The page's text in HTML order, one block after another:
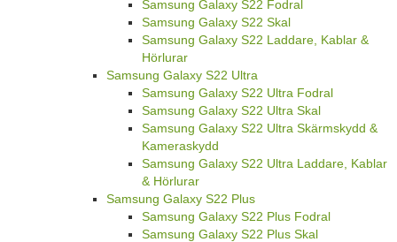
Samsung Galaxy S22 Fodral
Samsung Galaxy S22 Skal
Samsung Galaxy S22 Laddare, Kablar &
Hörlurar
Samsung Galaxy S22 Ultra
Samsung Galaxy S22 Ultra Fodral
Samsung Galaxy S22 Ultra Skal
Samsung Galaxy S22 Ultra Skärmskydd &
Kameraskydd
Samsung Galaxy S22 Ultra Laddare, Kablar
& Hörlurar
Samsung Galaxy S22 Plus
Samsung Galaxy S22 Plus Fodral
Samsung Galaxy S22 Plus Skal